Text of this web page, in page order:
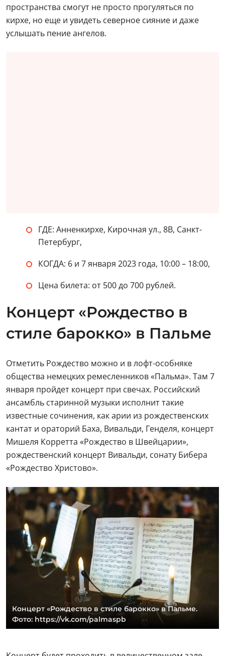
пространства смогут не просто прогуляться по
кирхе, но еще и увидеть северное сияние и даже
услышать пение ангелов.
ГДЕ: Анненкирхе, Кирочная ул., 8В, Санкт-
Петербург,
КОГДА: 6 и 7 января 2023 года, 10:00 – 18:00,
Цена билета: от 500 до 700 рублей.
Концерт «Рождество в
стиле барокко» в Пальме
Отметить Рождество можно и в лофт-особняке
общества немецких ремесленников «Пальма». Там 7
января пройдет концерт при свечах. Российский
ансамбль старинной музыки исполнит такие
известные сочинения, как арии из рождественских
кантат и ораторий Баха, Вивальди, Генделя, концерт
Мишеля Корретта «Рождество в Швейцарии»,
рождественский концерт Вивальди, сонату Бибера
«Рождество Христово».
Концерт «Рождество в стиле барокко» в Пальме.
Фото: https://vk.com/palmaspb